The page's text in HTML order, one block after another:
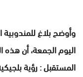
وأوضح بلاغ للمندوبية
اليوم الجمعة، أن هذه
المستقبل : رؤية